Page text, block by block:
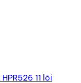
11 lõi